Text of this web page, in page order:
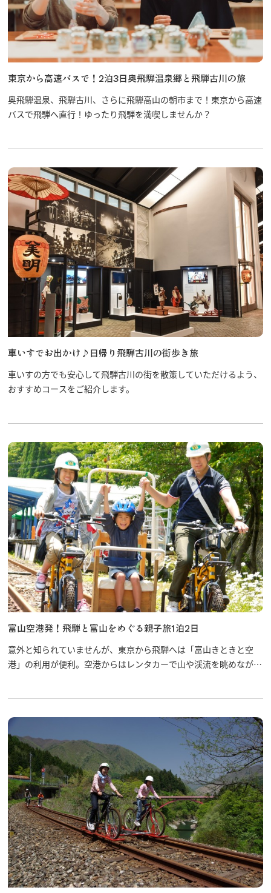
東京から高速バスで！2泊3日奥飛騨温泉郷と飛騨古川の旅
奥飛騨温泉、飛騨古川、さらに飛騨高山の朝市まで！東京から高速
バスで飛騨へ直行！ゆったり飛騨を満喫しませんか？
車いすでお出かけ♪日帰り飛騨古川の街歩き旅
車いすの方でも安心して飛騨古川の街を散策していただけるよう、
おすすめコースをご紹介します。
富山空港発！飛騨と富山をめぐる親子旅1泊2日
意外と知られていませんが、東京から飛騨へは「富山きときと空
港」の利用が便利。空港からはレンタカーで山や渓流を眺めながら